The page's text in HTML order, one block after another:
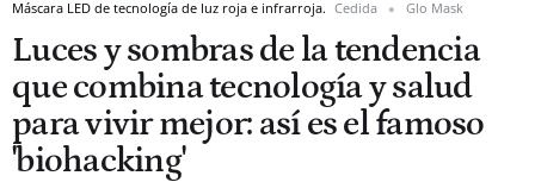
Máscara LED de tecnología de luz roja e infrarroja. Cedida Glo Mask
Luces y sombras de la tendencia
que combina tecnología y salud
para vivir mejor: así es el famoso
'biohacking'